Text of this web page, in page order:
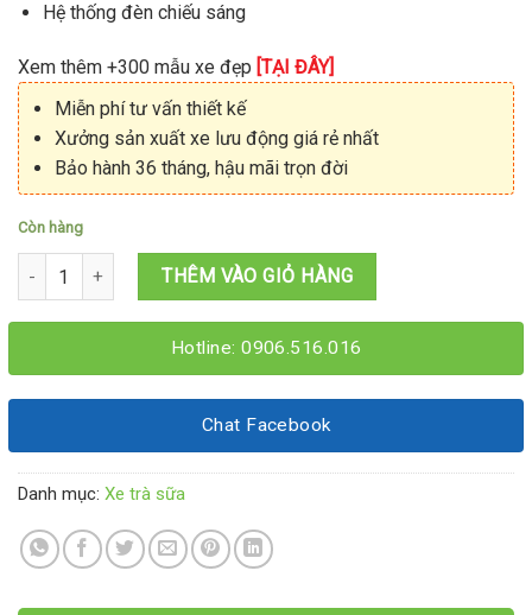
Hệ thống đèn chiếu sáng
Xem thêm +300 mẫu xe đẹp [TẠI ĐÂY]
Miễn phí tư vấn thiết kế
Xưởng sản xuất xe lưu động giá rẻ nhất
Bảo hành 36 tháng, hậu mãi trọn đời
Còn hàng
Xe bán trà sữa 1M2X60X2M số lượng
THÊM VÀO GIỎ HÀNG
Hotline: 0906.516.016
Chat Facebook
Danh mục: Xe trà sữa